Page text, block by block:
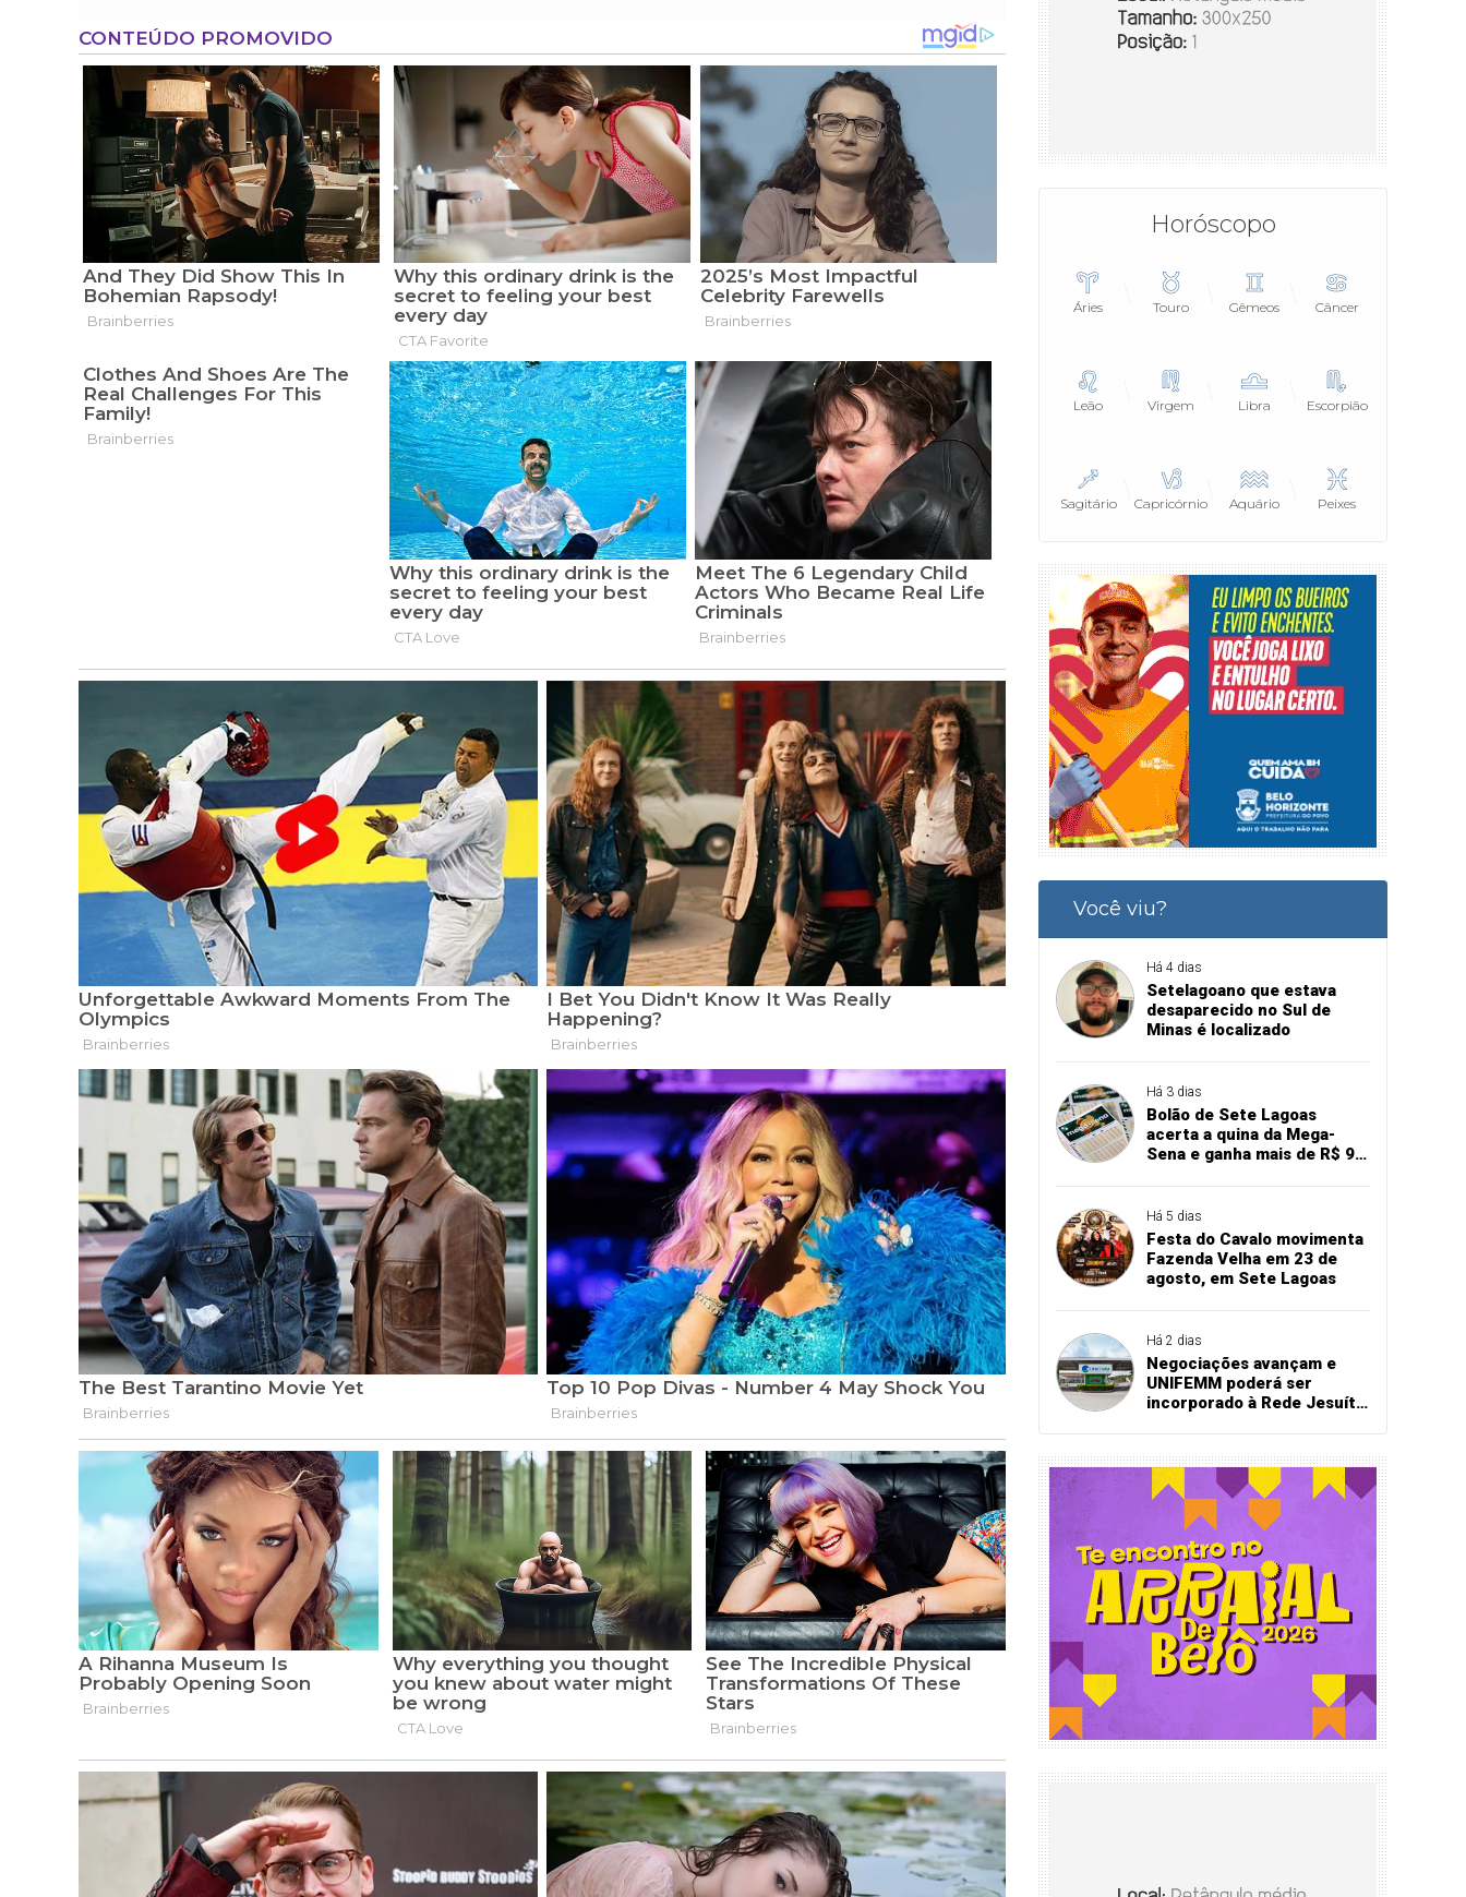
Horóscopo
Áries Touro Gêmeos Câncer
Leão Virgem Libra Escorpião
Sagitário Capricórnio Aquário Peixes
Você viu?
Há 4 dias
Setelagoano que estava
desaparecido no Sul de
Minas é localizado
Há 3 dias
Bolão de Sete Lagoas
acerta a quina da Mega-
Sena e ganha mais de R$ 94
Há 5 dias
Festa do Cavalo movimenta
Fazenda Velha em 23 de
agosto, em Sete Lagoas
Há 2 dias
Negociações avançam e
UNIFEMM poderá ser
incorporado à Rede Jesuíta